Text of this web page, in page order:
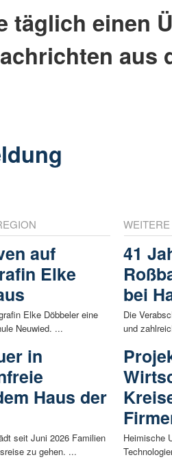
täglich einen
aus
auf
Elke
Elke Döbbeler eine
Neuwied. ...
in
Haus der
seit Juni 2026 Familien
zu gehen. ...
41
bei
Die
und
Heimische